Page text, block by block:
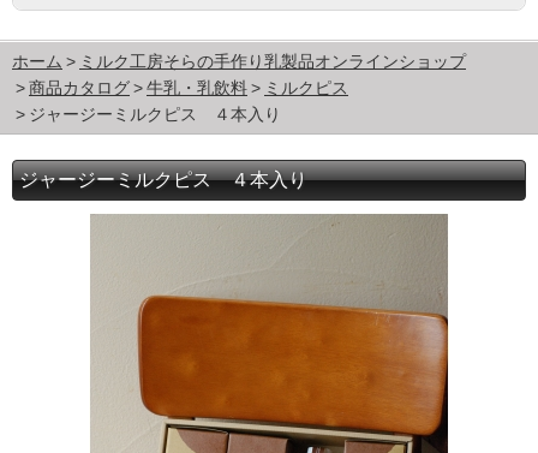
ホーム
ミルク工房そらの手作り乳製品オンラインショップ
商品カタログ
牛乳・乳飲料
ミルクピス
ジャージーミルクピス ４本入り
ジャージーミルクピス ４本入り